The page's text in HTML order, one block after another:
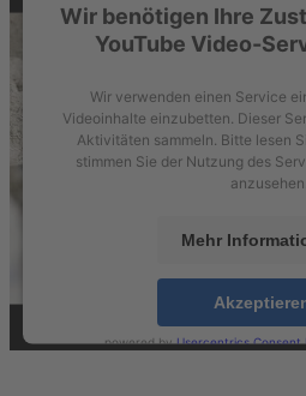
Wir benötigen Ihre
YouTube Video-
Wir verwenden einen Service
Videoinhalte einzubetten. Dieser
Aktivitäten sammeln. Bitte lesen
stimmen Sie der Nutzung des
anzusehen.
Mehr
powered byUsercentrics Consent